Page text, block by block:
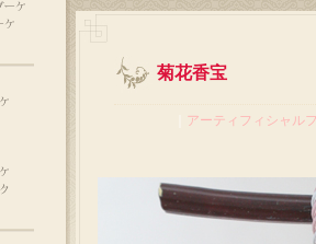
菊花香宝
アーティフィシャル